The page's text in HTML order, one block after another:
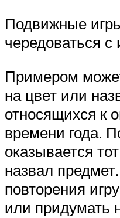
Подвижные
чередоваться с
Примером
на цвет или
относящихся к
времени года.
оказывается
назвал
повторения
или придумать